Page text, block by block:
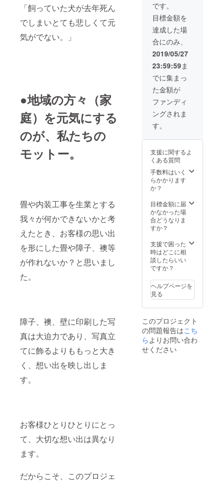
「飼っていた犬が去年死ん
でしまいとても悲しくて元
気がでない。」
●地域の方々（家
庭）を元気にする
のが、私たちの
モットー。
畳や内装工事を生業とする
我々が何かできないかと考
えたとき、お客様の思い出
を形にした畳や障子、襖等
が作れないか？と思いまし
た。
障子、襖、壁に印刷した写
真は大迫力であり、写真立
てに飾るよりももっと大き
く、想い出を映し出しま
す。
お客様ひとりひとりにとっ
て、大切な想い出は異なり
ます。
だからこそ、このプロジェ
ます。
（茨城
県外の
場合
は、襖
紙を宅
配便に
てお届
けいた
しま
す。）
※段ボー
ル製の
に適し
せん。
り替え
範囲は6
帖壁(天
井は除
く)とな
りま
す。 配
送につ
いて 茨
城県内
限定
で、壁
紙(クロ
をいた
す。
（茨城
県外の
場合
は、壁
配便に
てお届
けいた
しま
です。
目標金額を
達成した場
合にのみ、
2019/05/27
23:59:59ま
でに集まっ
た金額が
ファンディ
ングされま
す。
支援に関するよ
くある質問
手数料はいく
らかかります
か？
目標金額に届
かなかった場
合どうなりま
すか？
支援で困った
時はどこに相
談したらいい
ですか？
ヘルプページを
見る
このプロジェクト
の問題報告はこち
らよりお問い合わ
せください